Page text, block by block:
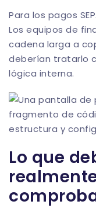
Para los pagos
Los equipos de
cadena larga a
deberían tratarlo
lógica interna.
Lo que